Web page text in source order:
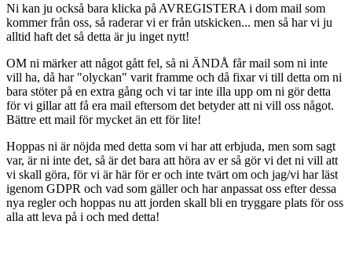
Ni kan ju också bara klicka på AVREGISTERA i dom mail som
kommer från oss, så raderar vi er från utskicken... men så har vi ju
alltid haft det så detta är ju inget nytt!
OM ni märker att något gått fel, så ni ÄNDÅ får mail som ni inte
vill ha, då har "olyckan" varit framme och då fixar vi till detta om ni
bara stöter på en extra gång och vi tar inte illa upp om ni gör detta
för vi gillar att få era mail eftersom det betyder att ni vill oss något.
Bättre ett mail för mycket än ett för lite!
Hoppas ni är nöjda med detta som vi har att erbjuda, men som sagt
var, är ni inte det, så är det bara att höra av er så gör vi det ni vill att
vi skall göra, för vi är här för er och inte tvärt om och jag/vi har läst
igenom GDPR och vad som gäller och har anpassat oss efter dessa
nya regler och hoppas nu att jorden skall bli en tryggare plats för oss
alla att leva på i och med detta!